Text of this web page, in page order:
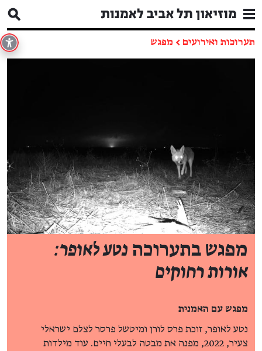
תערוכות ואירועים ← מפגש
מפגש בתערוכה נטע לאופר:
אורות רחוקים
מפגש עם האמנית
נטע לאופר, זוכת פרס לורן ומיטשל פרסר לצלם ישראלי
צעיר, 2022, מפנה את מבטה לבעלי חיים. עוד מילדות